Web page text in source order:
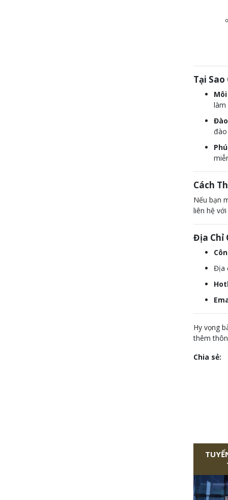
Tại Sao
làm
đào
Cách
Nếu bạn
liên hệ
Địa Chỉ
Địa
Hy vọng
thêm
Chia sẻ: